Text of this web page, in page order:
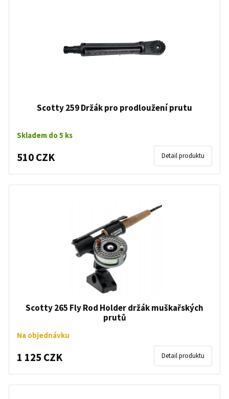
Scotty 259 Držák pro prodloužení prutu
Skladem do 5 ks
510 CZK Detail produktu
Scotty 265 Fly Rod Holder držák muškařských
prutů
Na objednávku
1 125 CZK Detail produktu